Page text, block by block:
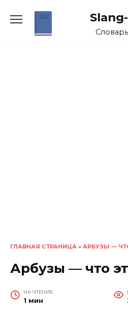
ГЛАВНАЯ СТРАНИЦА » АРБУЗЫ —
Арбузы — что
НА ЧТЕНИЕ
1 мин